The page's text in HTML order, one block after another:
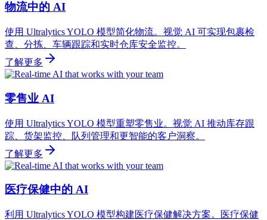
物流中的 AI
使用 Ultralytics YOLO 模型简化物流。视觉 AI 可实现包裹检
查、分拣、车辆跟踪和实时仓库安全监控。
了解更多
零售业 AI
使用 Ultralytics YOLO 模型重塑零售业。视觉 AI 推动库存跟
踪、货架监控、队列管理和更智能的客户洞察。
了解更多
医疗保健中的 AI
利用 Ultralytics YOLO 模型构建医疗保健解决方案。医疗保健